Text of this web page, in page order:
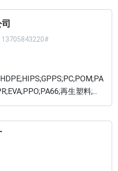
13705843220#
再生塑料;...